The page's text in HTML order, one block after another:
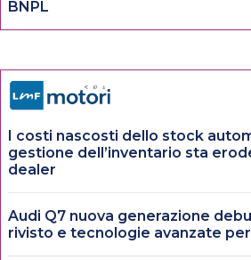
BNPL
I costi nascosti dello stock
gestione dell’inventario sta
dealer
Audi Q7 nuova generazione
rivisto e tecnologie avanzate